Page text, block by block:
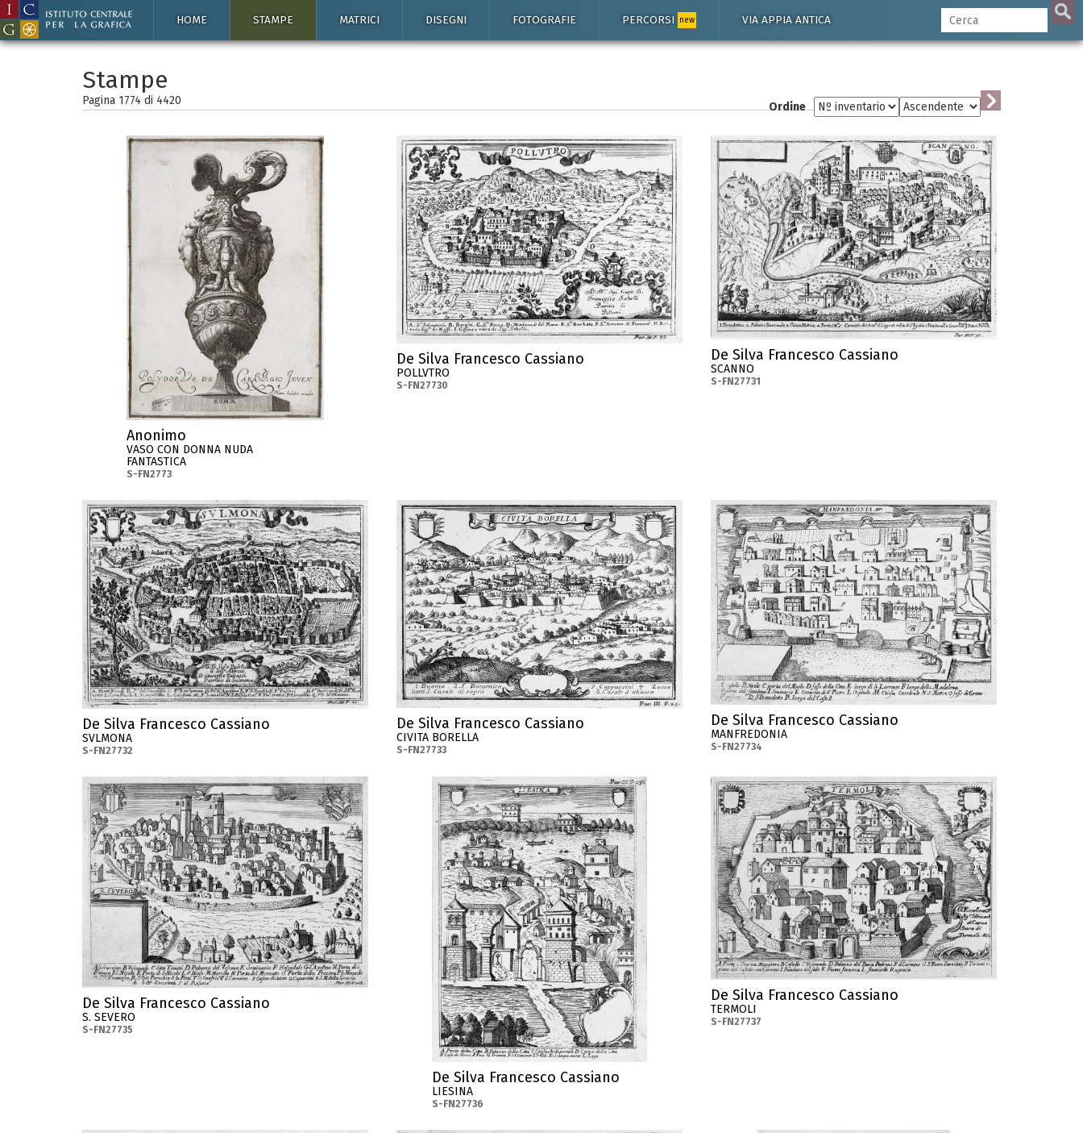
HOME STAMPE MATRICI DISEGNI FOTOGRAFIE PERCORSI new VIA APPIA ANTICA
Stampe
Pagina 1774 di 4420 Ordine
Anonimo
VASO CON DONNA NUDA
FANTASTICA
S-FN2773
De Silva Francesco Cassiano
POLLVTRO
S-FN27730
De Silva Francesco Cassiano
SCANNO
S-FN27731
De Silva Francesco Cassiano
SVLMONA
S-FN27732
De Silva Francesco Cassiano
CIVITA BORELLA
S-FN27733
De Silva Francesco Cassiano
MANFREDONIA
S-FN27734
De Silva Francesco Cassiano
S. SEVERO
S-FN27735
De Silva Francesco Cassiano
LIESINA
S-FN27736
De Silva Francesco Cassiano
TERMOLI
S-FN27737